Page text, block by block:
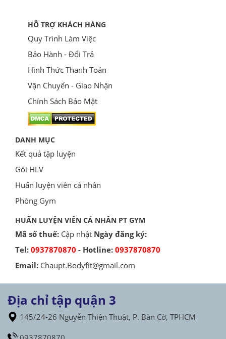
HỖ TRỢ KHÁCH HÀNG
Quy Trình Làm Việc
Bảo Hành - Đổi Trả
Hình Thức Thanh Toán
Vận Chuyển - Giao Nhận
Chính Sách Bảo Mật
DANH MỤC
Kết quả tập luyện
Gói HLV
Huấn luyện viên cá nhân
Phòng Gym
HUẤN LUYỆN VIÊN CÁ NHÂN PT GYM
Mã số thuế: Cập nhật Ngày đăng ký:
Tel: 0937870870 - Hotline: 0937870870
Email: Chaupt.Bodyfit@gmail.com
Địa chỉ tập quận 3
145/24-26 Nguyễn Thiện Thuật, P. Bàn Cờ, TPHCM